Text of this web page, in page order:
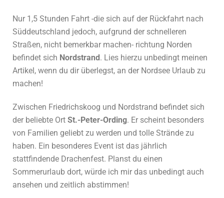
Nur 1,5 Stunden Fahrt -die sich auf der Rückfahrt nach
Süddeutschland jedoch, aufgrund der schnelleren
Straßen, nicht bemerkbar machen- richtung Norden
befindet sich Nordstrand . Lies hierzu unbedingt meinen
Artikel, wenn du dir überlegst, an der Nordsee Urlaub zu
machen!
Zwischen Friedrichskoog und Nordstrand befindet sich
der beliebte Ort St.-Peter-Ording. Er scheint besonders
von Familien geliebt zu werden und tolle Strände zu
haben. Ein besonderes Event ist das jährlich
stattfindende Drachenfest. Planst du einen
Sommerurlaub dort, würde ich mir das unbedingt auch
ansehen und zeitlich abstimmen!